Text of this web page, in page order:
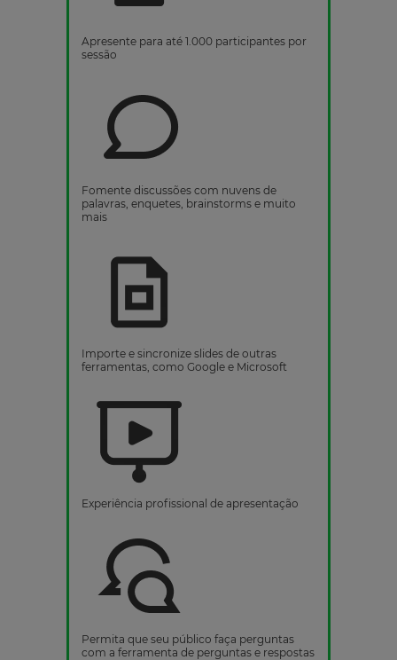
Apresente para até 1.000 participantes por
sessão
Fomente discussões com nuvens de
palavras, enquetes, brainstorms e muito
mais
Importe e sincronize slides de outras
ferramentas, como Google e Microsoft
Experiência profissional de apresentação
Permita que seu público faça perguntas
com a ferramenta de perguntas e respostas